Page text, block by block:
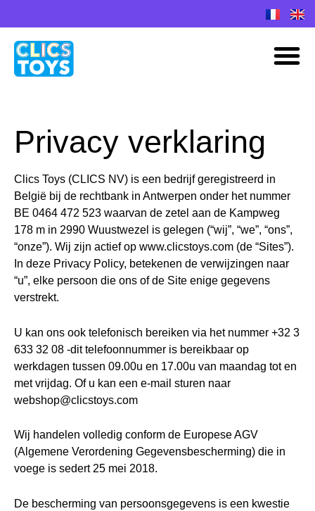
inhoud
Privacy verklaring
Clics Toys (CLICS NV) is een bedrijf geregistreerd in
België bij de rechtbank in Antwerpen onder het nummer
BE 0464 472 523 waarvan de zetel aan de Kampweg
178 m in 2990 Wuustwezel is gelegen (“wij”, “we”, “ons”,
“onze”). Wij zijn actief op www.clicstoys.com (de “Sites”).
In deze Privacy Policy, betekenen de verwijzingen naar
“u”, elke persoon die ons of de Site enige gegevens
verstrekt.
U kan ons ook telefonisch bereiken via het nummer +32 3
633 32 08 -dit telefoonnummer is bereikbaar op
werkdagen tussen 09.00u en 17.00u van maandag tot en
met vrijdag. Of u kan een e-mail sturen naar
webshop@clicstoys.com
Wij handelen volledig conform de Europese AGV
(Algemene Verordening Gegevensbescherming) die in
voege is sedert 25 mei 2018.
De bescherming van persoonsgegevens is een kwestie